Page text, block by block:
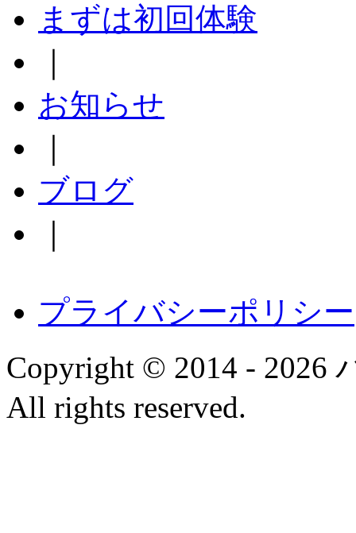
まずは初回体験
お知らせ
ブログ
プライバシーポリシー
Copyright © 2014 - 2026
All rights reserved.